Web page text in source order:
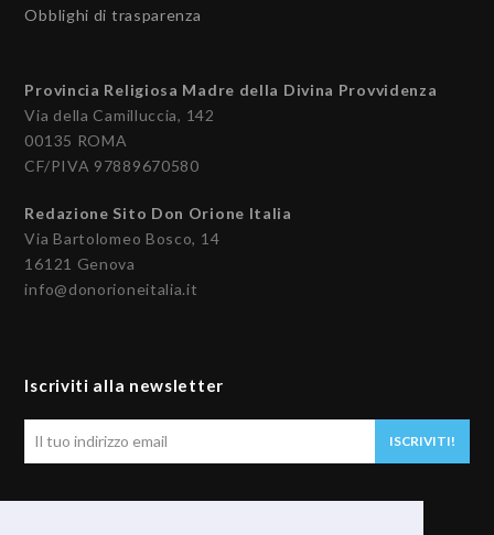
Obblighi di trasparenza
Provincia Religiosa Madre della Divina Provvidenza
Via della Camilluccia, 142
00135 ROMA
CF/PIVA 97889670580
Redazione Sito Don Orione Italia
Via Bartolomeo Bosco, 14
16121 Genova
info@donorioneitalia.it
Iscriviti alla newsletter
ISCRIVITI!